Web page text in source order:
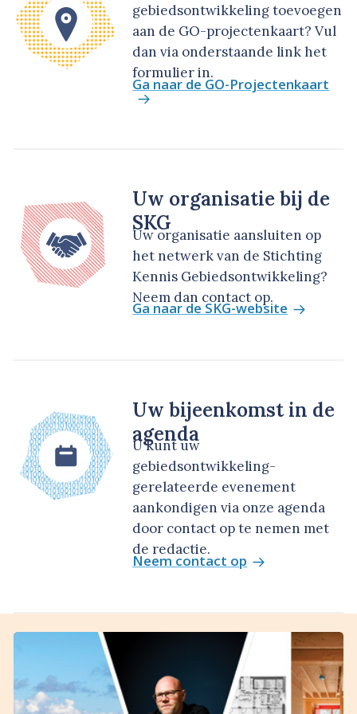
gebiedsontwikkeling toevoegen
aan de GO-projectenkaart? Vul
dan via onderstaande link het
formulier in.
Ga naar de GO-Projectenkaart
Uw organisatie bij de
SKG
Uw organisatie aansluiten op
het netwerk van de Stichting
Kennis Gebiedsontwikkeling?
Neem dan contact op.
Ga naar de SKG-website
Uw bijeenkomst in de
agenda
U kunt uw
gebiedsontwikkeling-
gerelateerde evenement
aankondigen via onze agenda
door contact op te nemen met
de redactie.
Neem contact op